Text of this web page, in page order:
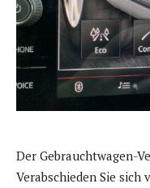
Der Gebrauchtwagen-
Verabschieden Sie sich